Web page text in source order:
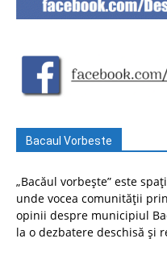
Bacaul Vorbeste
„Bacăul vorbește” este
unde vocea comunității
opinii despre municipiul
la o dezbatere deschisă și